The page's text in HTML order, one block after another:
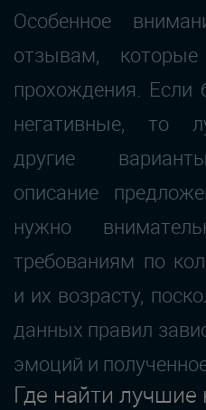
Особенное
отзывам,
прохождения. Если
негативные, то
другие
описание
нужно
требованиям по
и их возрасту,
данных правил
эмоций и
Где найти лучшие